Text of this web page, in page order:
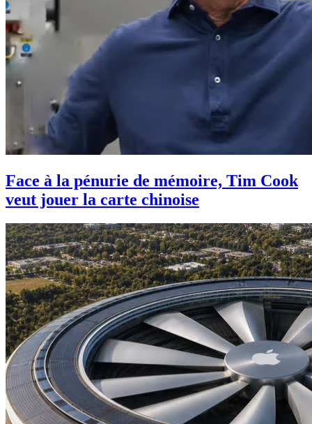
Face à la pénurie de mémoire, Tim Cook
veut jouer la carte chinoise